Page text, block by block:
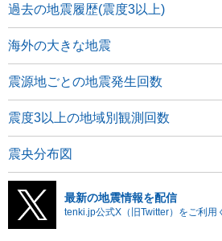
過去の地震履歴(震度3以上)
海外の大きな地震
震源地ごとの地震発生回数
震度3以上の地域別観測回数
震央分布図
最新の地震情報を配信
tenki.jp公式X（旧Twitter）をご利用